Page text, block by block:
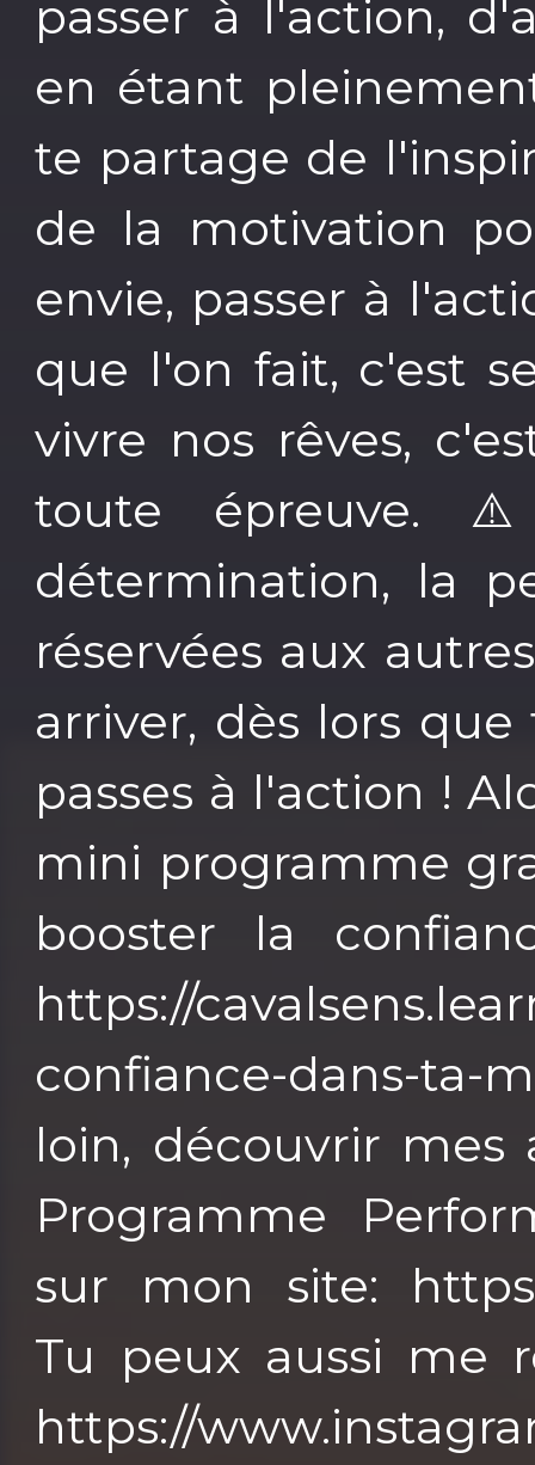
passer à l'action,
en étant
te partage de
de la motivation
envie, passer à
que l'on fait, c'est
vivre nos rêves,
toute épreuve.
détermination, la
réservées aux
arriver, dès lors
passes à l'action !
mini programme
booster la
https://
confiance-dans-
loin, découvrir
Programme
sur mon site:
Tu peux aussi me
https://